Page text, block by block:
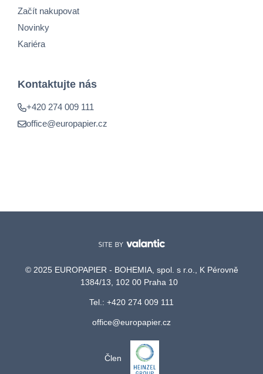
Začít nakupovat
Novinky
Kariéra
Kontaktujte nás
+420 274 009 111
office@europapier.cz
© 2025 EUROPAPIER - BOHEMIA, spol. s r.o., K Pérovně
1384/13, 102 00 Praha 10
Tel.: +420 274 009 111
office@europapier.cz
Člen